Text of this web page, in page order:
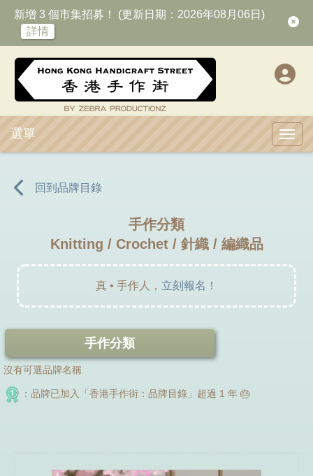
新增 3 個市集招募！ (更新日期：2026年08月06日)
詳情
選單
回到品牌目錄
手作分類
Knitting / Crochet / 針織 / 編織品
真 • 手作人， 立刻報名 ！
手作分類
沒有可選品牌名稱
：品牌已加入「香港手作街：品牌目錄」超過 1 年 🎂